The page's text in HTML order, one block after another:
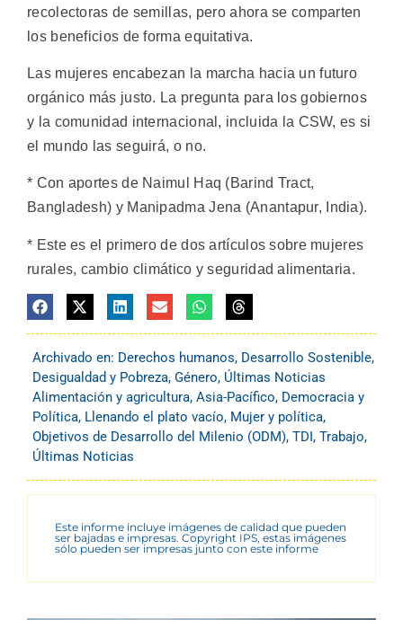
recolectoras de semillas, pero ahora se comparten
los beneficios de forma equitativa.
Las mujeres encabezan la marcha hacia un futuro
orgánico más justo. La pregunta para los gobiernos
y la comunidad internacional, incluida la CSW, es si
el mundo las seguirá, o no.
* Con aportes de Naimul Haq (Barind Tract,
Bangladesh) y Manipadma Jena (Anantapur, India).
* Este es el primero de dos artículos sobre mujeres
rurales, cambio climático y seguridad alimentaria.
Archivado en: Derechos humanos, Desarrollo Sostenible,
Desigualdad y Pobreza, Género, Últimas Noticias
Alimentación y agricultura, Asia-Pacífico, Democracia y
Política, Llenando el plato vacío, Mujer y política,
Objetivos de Desarrollo del Milenio (ODM), TDI , Trabajo,
Últimas Noticias
Este informe incluye imágenes de calidad que pueden
ser bajadas e impresas. Copyright IPS, estas imágenes
sólo pueden ser impresas junto con este informe